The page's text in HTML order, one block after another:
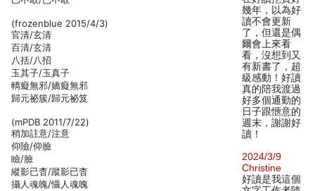
(frozenblue 2015/4/3)
官清/玄清
百清/玄清
八括/八招
玉其子/玉真子
轎癡無邪/嬌癡無邪
歸元祕簇/歸元祕笈
(mPDB 2011/7/22)
稍加註意/注意
仰險/仰臉
瞼/臉
縱影已杳/蹤影已杳
攝人魂魄/懾人魂魄
幾年，以為好
讀不會更新
了，但還是偶
爾會上來看
看，沒想到又
有新書了，超
級感動！好讀
真的陪我渡過
好多個通勤的
日子跟愜意的
週末，謝謝好
讀！
2024/3/9
Christine
好讀是我這個